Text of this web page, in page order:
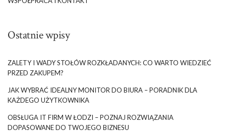
Ostatnie wpisy
ZALETY I WADY STOŁÓW ROZKŁADANYCH: CO WARTO WIEDZIEĆ
PRZED ZAKUPEM?
JAK WYBRAĆ IDEALNY MONITOR DO BIURA – PORADNIK DLA
KAŻDEGO UŻYTKOWNIKA
OBSŁUGA IT FIRM W ŁODZI – POZNAJ ROZWIĄZANIA
DOPASOWANE DO TWOJEGO BIZNESU